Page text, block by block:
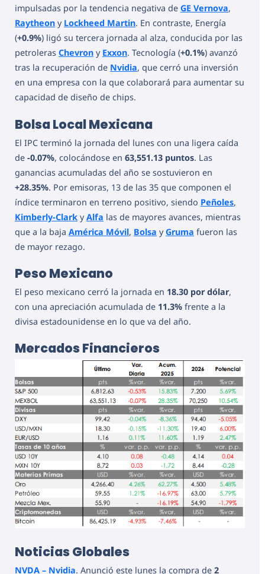
impulsadas por la tendencia negativa de GE Vernova,
Raytheon y Lockheed Martin. En contraste, Energía
(+0.9%) ligó su tercera jornada al alza, conducida por las
petroleras Chevron y Exxon. Tecnología (+0.1%) avanzó
tras la recuperación de Nvidia, que cerró una inversión
en una empresa con la que colaborará para aumentar su
capacidad de diseño de chips.
Bolsa Local Mexicana
El IPC terminó la jornada del lunes con una ligera caída
de -0.07%, colocándose en 63,551.13 puntos. Las
ganancias acumuladas del año se sostuvieron en
+28.35%. Por emisoras, 13 de las 35 que componen el
índice terminaron en terreno positivo, siendo Peñoles,
Kimberly-Clark yAlfa las de mayores avances, mientras
que a la baja América Móvil, Bolsa yGruma fueron las
de mayor rezago.
Peso Mexicano
El peso mexicano cerró la jornada en 18.30 por dólar,
con una apreciación acumulada de 11.3% frente a la
divisa estadounidense en lo que va del año.
Mercados Financieros
Noticias Globales
NVDA – Nvidia. Anunció este lunes la compra de 2